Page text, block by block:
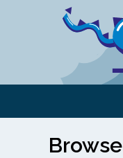
Viser overlay for